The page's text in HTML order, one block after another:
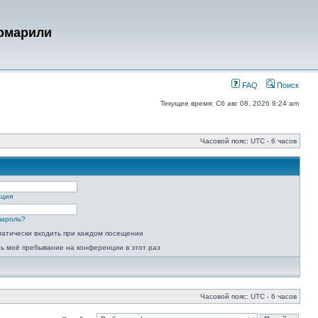
FAQ Поиск
Текущее время: Сб авг 08, 2026 9:24 am
Часовой пояс: UTC - 6 часов
входить при каждом посещении
моё пребывание на конференции в этот раз
Часовой пояс: UTC - 6 часов